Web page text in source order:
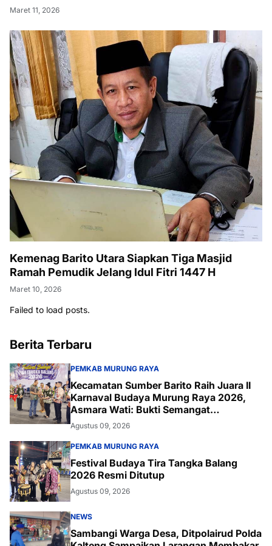
Maret 11, 2026
Kemenag Barito Utara Siapkan Tiga Masjid
Ramah Pemudik Jelang Idul Fitri 1447 H
Maret 10, 2026
Failed to load posts.
Berita Terbaru
PEMKAB MURUNG RAYA
Kecamatan Sumber Barito Raih Juara II
Karnaval Budaya Murung Raya 2026,
Asmara Wati: Bukti Semangat
Melestarikan Budaya
Agustus 09, 2026
PEMKAB MURUNG RAYA
Festival Budaya Tira Tangka Balang
2026 Resmi Ditutup
Agustus 09, 2026
NEWS
Sambangi Warga Desa, Ditpolairud Polda